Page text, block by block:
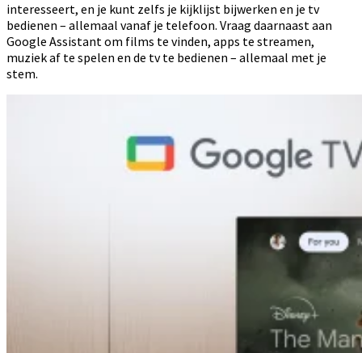
interesseert, en je kunt zelfs je kijklijst bijwerken en je tv
bedienen – allemaal vanaf je telefoon. Vraag daarnaast aan
Google Assistant om films te vinden, apps te streamen,
muziek af te spelen en de tv te bedienen – allemaal met je
stem.